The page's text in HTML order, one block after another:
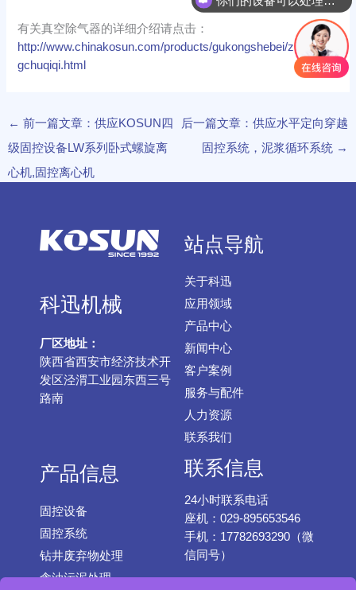
有关真空除气器的详细介绍请点击：
http://www.chinakosun.com/products/gukongshebei/zhenkon
gchuqiqi.html
← 前一篇文章：供应KOSUN四
级固控设备LW系列卧式螺旋离
心机,固控离心机
后一篇文章：供应水平定向穿越
固控系统，泥浆循环系统 →
科迅机械
厂区地址：
陕西省西安市经济技术开
发区泾渭工业园东西三号
路南
站点导航
关于科迅
应用领域
产品中心
新闻中心
客户案例
服务与配件
人力资源
联系我们
产品信息
固控设备
固控系统
钻井废弃物处理
含油污泥处理
联系信息
24小时联系电话
座机：029-895653546
手机：17782693290（微
信同号）
你们可以生产整套固控系统吗？